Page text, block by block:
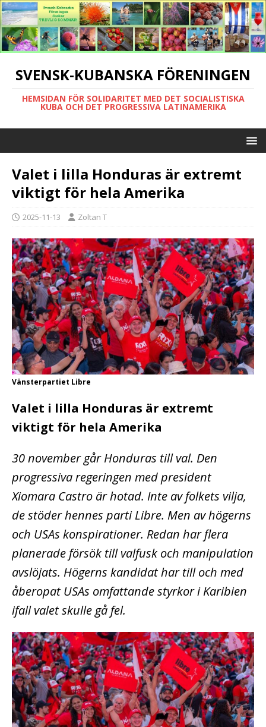
SVENSK-KUBANSKA FÖRENINGEN
HEMSIDAN FÖR SOLIDARITET MED DET SOCIALISTISKA
KUBA OCH DET PROGRESSIVA LATINAMERIKA
Valet i lilla Honduras är extremt
viktigt för hela Amerika
2025-11-13 Zoltan T
Vänsterpartiet Libre
Valet i lilla Honduras är extremt
viktigt för hela Amerika
30 november går Honduras till val. Den
progressiva regeringen med president
Xiomara Castro är hotad. Inte av folkets vilja,
de stöder hennes parti Libre. Men av högerns
och USAs konspirationer. Redan har flera
planerade försök till valfusk och manipulation
avslöjats. Högerns kandidat har till och med
åberopat USAs omfattande styrkor i Karibien
ifall valet skulle gå fel.